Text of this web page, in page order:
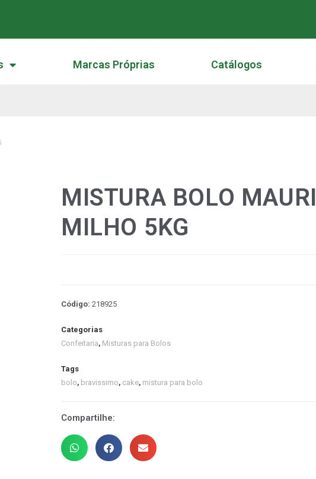
Marcas Próprias Catálogos
MISTURA BOLO MAURI
MILHO 5KG
Código: 218925
Categorias
Confeitaria, Misturas para Bolos
Tags
bolo, bravissimo, cake, mistura para bolo
Compartilhe: